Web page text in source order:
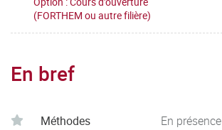
(FORTHEM ou autre filière)
En bref
Méthodes
En présence